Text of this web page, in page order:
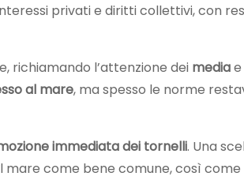
privati e diritti collettivi, con
richiamando l’attenzione dei media
al mare, ma spesso le norme
immediata dei tornelli. Una
come bene comune, così come